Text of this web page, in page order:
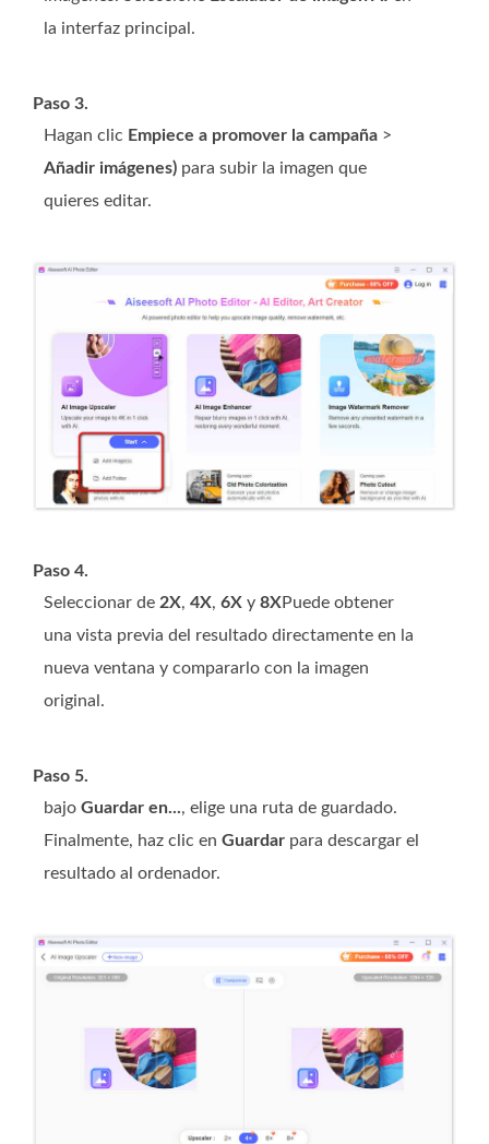
la interfaz principal.
Paso 3.
Hagan clic Empiece a promover la campaña >
Añadir imágenes) para subir la imagen que
quieres editar.
Paso 4.
Seleccionar de 2X, 4X, 6X y 8XPuede obtener
una vista previa del resultado directamente en la
nueva ventana y compararlo con la imagen
original.
Paso 5.
bajo Guardar en..., elige una ruta de guardado.
Finalmente, haz clic en Guardar para descargar el
resultado al ordenador.